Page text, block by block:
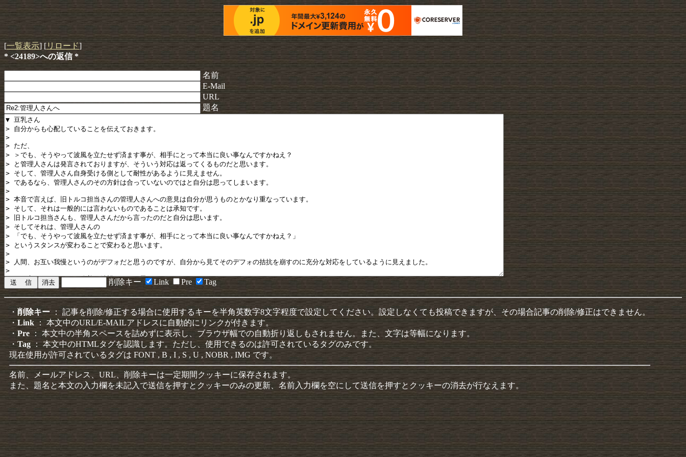
[一覧表示] [リロード]
* <24189>への返信 *
名前
E-Mail
URL
題名
削除キー Link Pre Tag
・ 削除キー： 記事を削除/修正する場合に使用するキーを半角英数字8文字程度で設定してください。設定しなくても投稿できますが、その場合記事の削除/修正はできません。
・Link： 本文中のURL/E-MAILアドレスに自動的にリンクが付きます。
・Pre ： 本文中の半角スペースを詰めずに表示し、ブラウザ幅での自動折り返しもされません。また、文字は等幅になります。
・Tag： 本文中のHTMLタグを認識します。ただし、使用できるのは許可されているタグのみです。
現在使用が許可されているタグは FONT , B , I , S , U , NOBR , IMG です。
名前、メールアドレス、URL、削除キーは一定期間クッキーに保存されます。
また、題名と本文の入力欄を未記入で送信を押すとクッキーのみの更新、名前入力欄を空にして送信を押すとクッキーの消去が行なえます。